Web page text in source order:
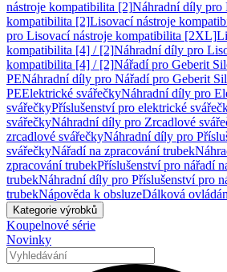
nástroje kompatibilita [2]Náhradní díly pro
kompatibilita [2]Lisovací nástroje
pro Lisovací nástroje kompatibilita [2XL]
kompatibilita [4] / [2]Náhradní díly pro
kompatibilita [4] / [2]Nářadí pro Geberit
PENáhradní díly pro Nářadí pro Geberit
PEElektrické svářečkyNáhradní díly pro
svářečkyPříslušenství pro elektrické
svářečkyNáhradní díly pro Zrcadlové
zrcadlové svářečkyNáhradní díly pro
svářečkyNářadí na zpracování trubek
zpracování trubekPříslušenství pro nářadí
trubekNáhradní díly pro Příslušenství pro
trubekNápověda k obsluzeDálková
Kategorie výrobků
Koupelnové série
Novinky